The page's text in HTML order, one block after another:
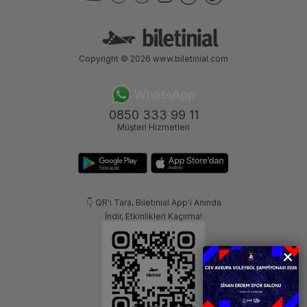
0850 333 99 11
Müşteri Hizmetleri
👇 QR'ı Tara, Biletinial App'i Anında
İndir, Etkinlikleri Kaçırma!
Copyright © 2026 www.biletinial.com